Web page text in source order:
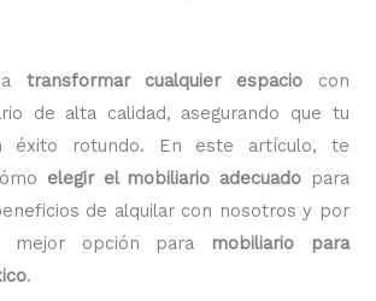
transformar cualquier espaciocon
de alta calidad, asegurando que tu
éxito rotundo. En este artículo, te
elegir el mobiliario adecuadopara
de alquilar con nosotros y por
mejor opción para
mobiliario para
.